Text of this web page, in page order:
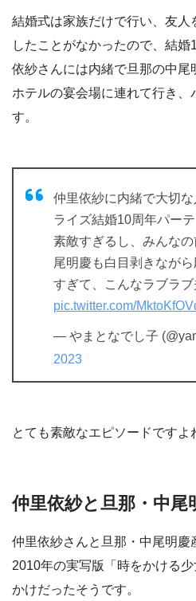
結婚式は家族だけで行い、友人
したことがなかったので、結
依紗さんには内緒で旦那の中
ホテルの宴会場に連れて行き
す。
仲里依紗に内緒で大切
ライズ結婚10周年パー
素敵すぎるし、みんな
尾明慶も白目剥きなが
すぎて、こんなラブラブ
pic.twitter.com/
— やまとなでし子
2023
とても素敵なエピソードですよ
仲里依紗と旦那・中尾
仲里依紗さんと旦那・中尾明慶
2010年の実写版「時をかける
かけだったそうです。